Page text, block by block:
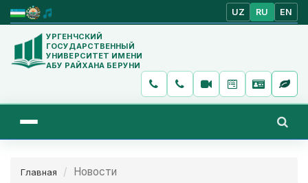
UZ RU EN
УРГЕНЧСКИЙ
ГОСУДАРСТВЕННЫЙ
УНИВЕРСИТЕТ ИМЕНИ
АБУ РАЙХАНА БЕРУНИ
Главная Новости